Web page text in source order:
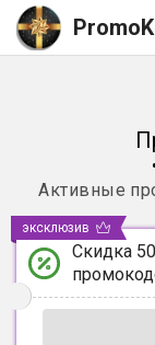
•
Активные
Скидка
эксклюзив